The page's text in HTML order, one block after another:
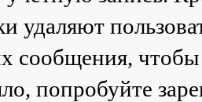
удаляют
сообщения,
попробуйте